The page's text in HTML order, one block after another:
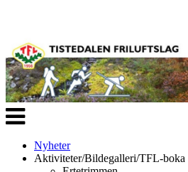
Veksle
navigasjon
Nyheter
Aktiviteter/Bildegalleri/TFL-boka